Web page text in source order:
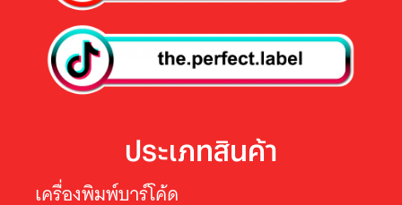
ประเภทสินค้า
เครื่องพิมพ์บาร์โค้ด